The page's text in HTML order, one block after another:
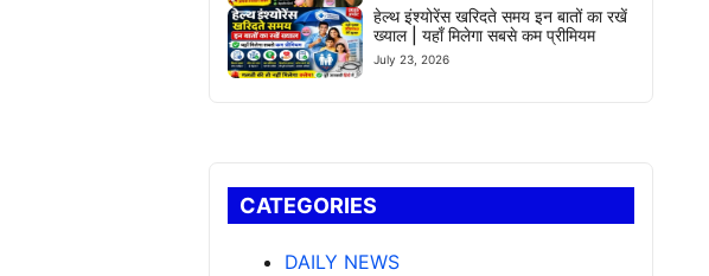
हेल्थ इंश्योरेंस खरिदते समय इन बातों का रखें
ख्याल | यहाँ मिलेगा सबसे कम प्रीमियम
July 23, 2026
CATEGORIES
DAILY NEWS